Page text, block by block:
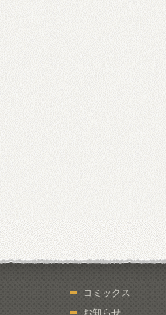
コミックス
お知らせ